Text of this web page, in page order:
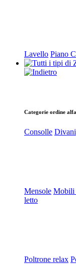
Lavello Piano
Categorie ordine
Consolle Divani
Mensole Mobili
letto
Poltrone relax